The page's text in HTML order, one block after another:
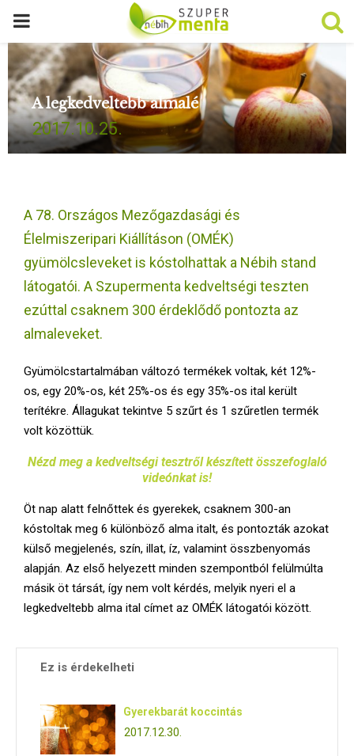
P
R
I
M
R
M
E
N
A legkedveltebb almalé
2017.10.25.
A 78. Országos Mezőgazdasági és
Élelmiszeripari Kiállításon (OMÉK)
gyümölcsleveket is kóstolhattak a Nébih stand
látogatói. A Szupermenta kedveltségi teszten
ezúttal csaknem 300 érdeklődő pontozta az
almaleveket.
Gyümölcstartalmában változó termékek voltak, két 12%-
os, egy 20%-os, két 25%-os és egy 35%-os ital került
terítékre. Állagukat tekintve 5 szűrt és 1 szűretlen termék
volt közöttük.
Nézd meg a kedveltségi tesztről készített összefoglaló
videónkat is!
Öt nap alatt felnőttek és gyerekek, csaknem 300-an
kóstoltak meg 6 különböző alma italt, és pontozták azokat
külső megjelenés, szín, illat, íz, valamint összbenyomás
alapján. Az első helyezett minden szempontból felülmúlta
másik öt társát, így nem volt kérdés, melyik nyeri el a
legkedveltebb alma ital címet az OMÉK látogatói között.
Ez is érdekelheti
Gyerekbarát koccintás
2017.12.30.